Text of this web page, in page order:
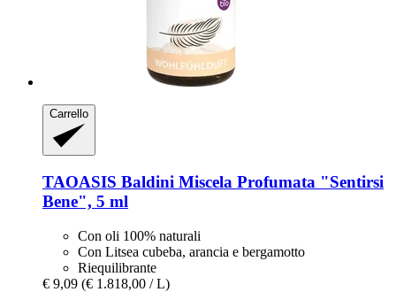
Carrello
TAOASIS Baldini Miscela Profumata "Sentirsi
Bene", 5 ml
Con oli 100% naturali
Con Litsea cubeba, arancia e bergamotto
Riequilibrante
€ 9,09 (€ 1.818,00 / L)